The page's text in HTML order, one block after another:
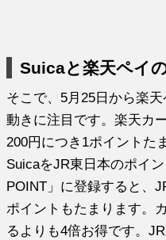
Suicaと楽天ペイ
そこで、5月25日から楽
動きに注目です。楽天カ
200円につき1ポイントた
SuicaをJR東日本のポイ
POINT」に登録すると、
ポイントもたまります。
るよりも4倍お得です。